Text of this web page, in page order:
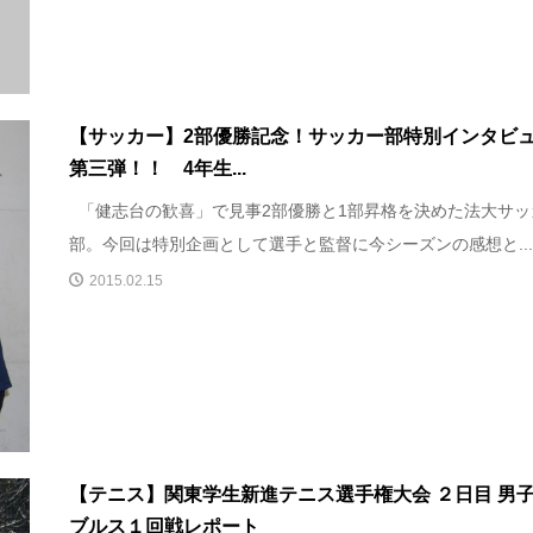
【サッカー】2部優勝記念！サッカー部特別インタビ
第三弾！！ 4年生...
「健志台の歓喜」で見事2部優勝と1部昇格を決めた法大サッ
部。今回は特別企画として選手と監督に今シーズンの感想と...
2015.02.15
【テニス】関東学生新進テニス選手権大会 ２日目 男
ブルス１回戦レポート